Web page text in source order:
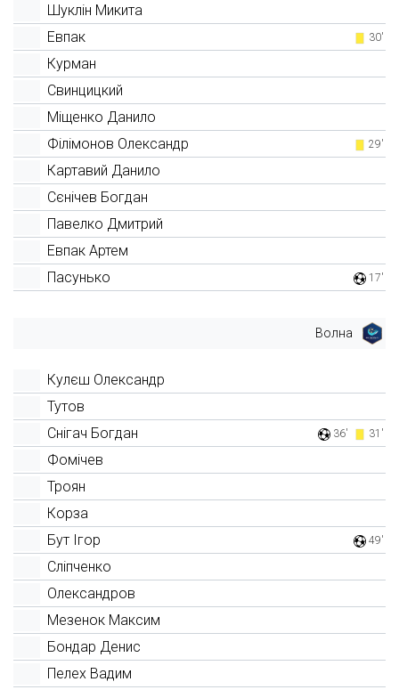
Шуклін Микита
Евпак
30'
Курман
Свинцицкий
Міщенко Данило
Філімонов Олександр
29'
Картавий Данило
Сєнічев Богдан
Павелко Дмитрий
Евпак Артем
Пасунько
17'
Волна
Кулєш Олександр
Тутов
Снігач Богдан
36' 31'
Фомічев
Троян
Корза
Бут Ігор
49'
Сліпченко
Олександров
Мезенок Максим
Бондар Денис
Пелех Вадим